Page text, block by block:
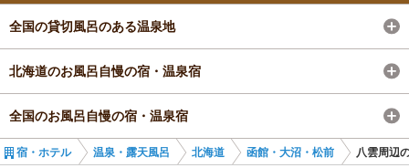
全国の貸切風呂のある温泉地
北海道のお風呂自慢の宿・温泉宿
全国のお風呂自慢の宿・温泉宿
宿・ホテル 温泉・露天風呂 北海道 函館・大沼・松前 八雲周辺